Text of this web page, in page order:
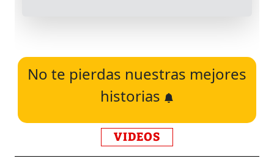
No te pierdas nuestras mejores
historias
VIDEOS